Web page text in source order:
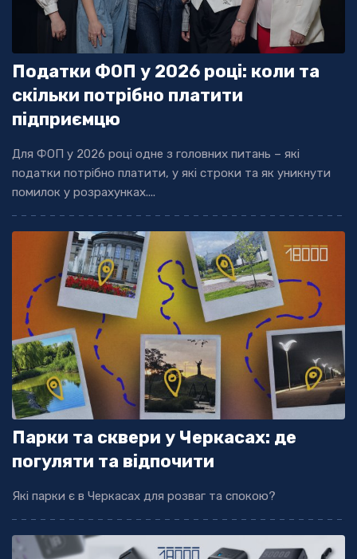
Податки ФОП у 2026 році: коли та
скільки потрібно платити
підприємцю
Для ФОП у 2026 році одне з головних питань – які
податки потрібно платити, у які строки та як уникнути
помилок у розрахунках....
Парки та сквери у Черкасах: де
погуляти та відпочити
Які парки є в Черкасах для розваг та спокою?